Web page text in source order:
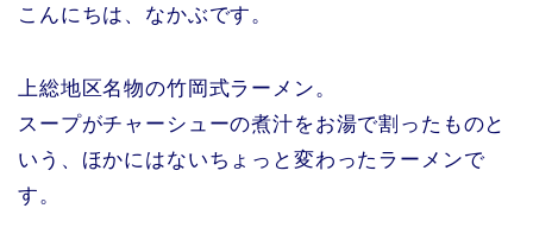
こんにちは、なかぶです。
上総地区名物の竹岡式ラーメン。
スープがチャーシューの煮汁をお湯で割ったものと
いう、ほかにはないちょっと変わったラーメンで
す。